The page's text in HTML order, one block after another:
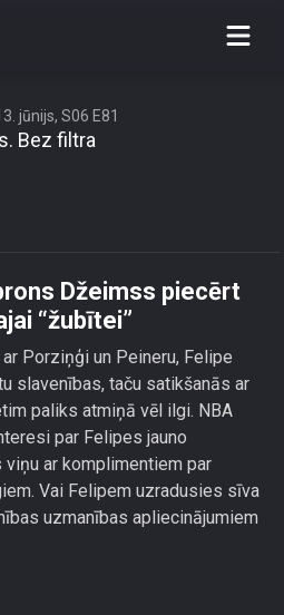
Lebrons Džeimss
jūnijs, S06 E81
Bez filtra
Džeimss piecērt
“žubītei”
Porziņģi un Peineru, Felipe
slavenības, taču satikšanās ar
paliks atmiņā vēl ilgi. NBA
par Felipes jauno
viņu ar komplimentiem par
Vai Felipem uzradusies sīva
uzmanības apliecinājumiem